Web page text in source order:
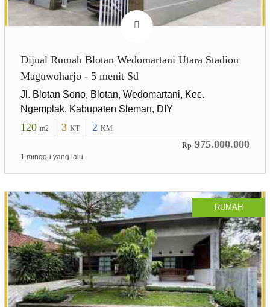
Dijual Rumah Blotan Wedomartani Utara Stadion
Maguwoharjo - 5 menit Sd
Jl. Blotan Sono, Blotan, Wedomartani, Kec.
Ngemplak, Kabupaten Sleman, DIY
120 m2 3 KT 2 KM
Rp 975.000.000
1 minggu yang lalu
RUMAH